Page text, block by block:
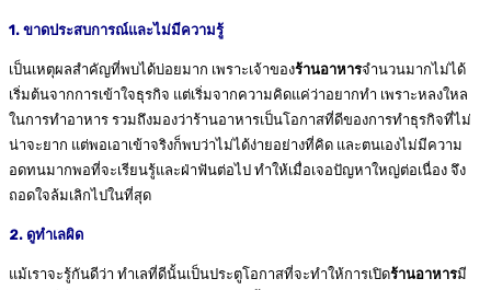
1. ขาดประสบการณ์และไม่มีความรู้
เป็นเหตุผลสำคัญที่พบได้บ่อยมาก เพราะเจ้าของร้านอาหารจำนวนมากไม่ได้
เริ่มต้นจากการเข้าใจธุรกิจ แต่เริ่มจากความคิดแค่ว่าอยากทำ เพราะหลงใหล
ในการทำอาหาร รวมถึงมองว่าร้านอาหารเป็นโอกาสที่ดีของการทำธุรกิจที่ไม่
น่าจะยาก แต่พอเอาเข้าจริงก็พบว่าไม่ได้ง่ายอย่างที่คิด และตนเองไม่มีความ
อดทนมากพอที่จะเรียนรู้และฝ่าฟันต่อไป ทำให้เมื่อเจอปัญหาใหญ่ต่อเนื่อง จึง
ถอดใจล้มเลิกไปในที่สุด
2. ดูทำเลผิด
แม้เราจะรู้กันดีว่า ทำเลที่ดีนั้นเป็นประตูโอกาสที่จะทำให้การเปิดร้านอาหารมี